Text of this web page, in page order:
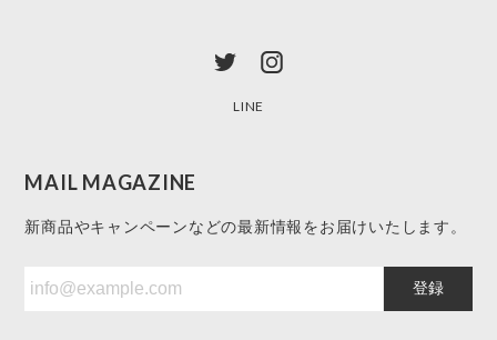
LINE
MAIL MAGAZINE
新商品やキャンペーンなどの最新情報をお届けいたします。
登録